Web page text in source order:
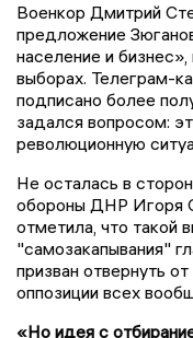
Военкор Дмитрий
предложение
население и
выборах. Телеграм-
подписано более
задался вопросом:
революционную
Не осталась в
обороны ДНР Игоря
отметила, что такой
"самозакапывания"
призван отвернуть
оппозиции всех
«Но идея с